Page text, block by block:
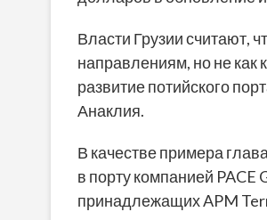
Власти Грузии считают,
направлениям, но не как
развитие потийского
Анаклия.
В качестве примера
в порту компанией PACE
принадлежащих APM